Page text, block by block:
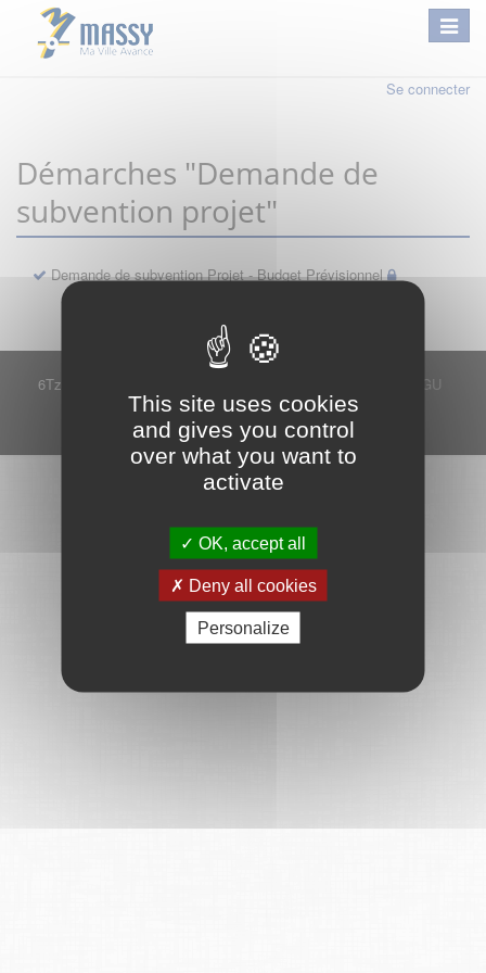
Se connecter
Démarches "Demande de
subvention projet"
Demande de subvention Projet - Budget Prévisionnel
6Tzen ©2015 - Tous droits réservés
CGU
Plan du site
FAQ
Contact
Ce service est proposé par6Tzen
This site uses cookies
and gives you control
over what you want to
activate
OK, accept all
Deny all cookies
Personalize